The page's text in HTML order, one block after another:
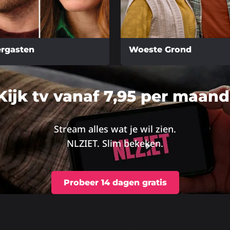
Woeste Grond
Lees
meer
over
tv vanaf 7,95 per
Stream alles wat je wil zien.
NLZIET. Slim bekeken.
Probeer 14 dagen gratis